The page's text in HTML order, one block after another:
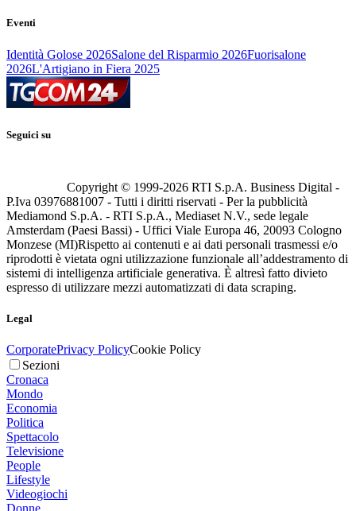
Eventi
Identità Golose 2026Salone del Risparmio 2026Fuorisalone
2026L'Artigiano in Fiera 2025
Seguici su
Copyright © 1999-2026 RTI S.p.A. Business Digital -
P.Iva 03976881007 - Tutti i diritti riservati - Per la pubblicità
Mediamond S.p.A. - RTI S.p.A., Mediaset N.V., sede legale
Amsterdam (Paesi Bassi) - Uffici Viale Europa 46, 20093 Cologno
Monzese (MI)Rispetto ai contenuti e ai dati personali trasmessi e/o
riprodotti è vietata ogni utilizzazione funzionale all’addestramento di
sistemi di intelligenza artificiale generativa. È altresì fatto divieto
espresso di utilizzare mezzi automatizzati di data scraping.
Legal
CorporatePrivacy PolicyCookie Policy
Sezioni
Cronaca
Mondo
Economia
Politica
Spettacolo
Televisione
People
Lifestyle
Videogiochi